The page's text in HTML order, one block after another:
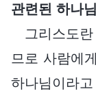
관련된 하나
그리스도
므로 사람에
하나님이라